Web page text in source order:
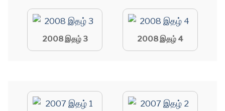
2008 இதழ் 3 2008 இதழ் 4